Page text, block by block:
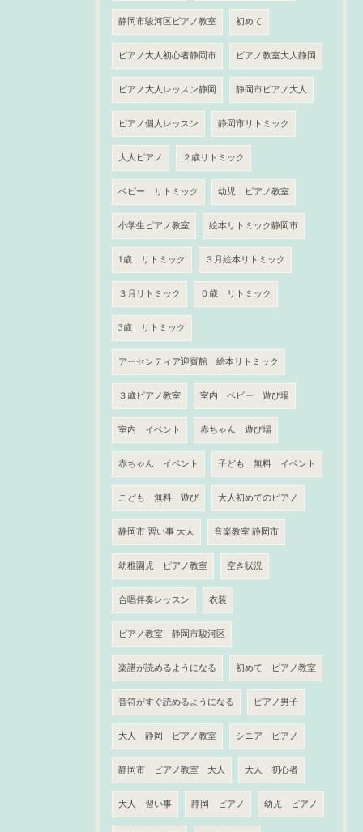
静岡市駿河区ピアノ教室 初めて
ピアノ大人初心者静岡市 ピアノ教室大人静岡
ピアノ大人レッスン静岡 静岡市ピアノ大人
ピアノ個人レッスン 静岡市リトミック
大人ピアノ ２歳リトミック
ベビー リトミック 幼児 ピアノ教室
小学生ピアノ教室 絵本リトミック静岡市
1歳 リトミック ３月絵本リトミック
３月リトミック ０歳 リトミック
3歳 リトミック
アーセンティア迎賓館 絵本リトミック
３歳ピアノ教室 室内 ベビー 遊び場
室内 イベント 赤ちゃん 遊び場
赤ちゃん イベント 子ども 無料 イベント
こども 無料 遊び 大人初めてのピアノ
静岡市 習い事 大人 音楽教室 静岡市
幼稚園児 ピアノ教室 空き状況
合唱伴奏レッスン 衣装
ピアノ教室 静岡市駿河区
楽譜が読めるようになる 初めて ピアノ教室
音符がすぐ読めるようになる ピアノ男子
大人 静岡 ピアノ教室 シニア ピアノ
静岡市 ピアノ教室 大人 大人 初心者
大人 習い事 静岡 ピアノ 幼児 ピアノ